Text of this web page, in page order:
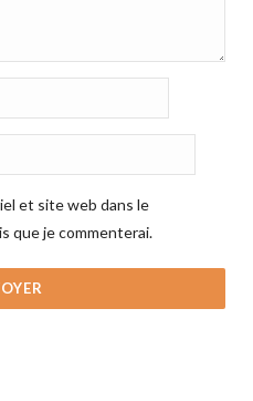
et site web dans le
que je commenterai.